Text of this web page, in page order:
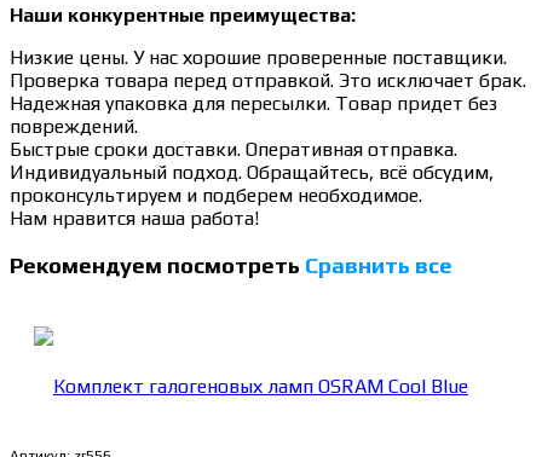
Наши конкурентные преимущества:
Низкие цены. У нас хорошие проверенные поставщики.
Проверка товара перед отправкой. Это исключает брак.
Надежная упаковка для пересылки. Товар придет без
повреждений.
Быстрые сроки доставки. Оперативная отправка.
Индивидуальный подход. Обращайтесь, всё обсудим,
проконсультируем и подберем необходимое.
Нам нравится наша работа!
Рекомендуем посмотреть Сравнить все